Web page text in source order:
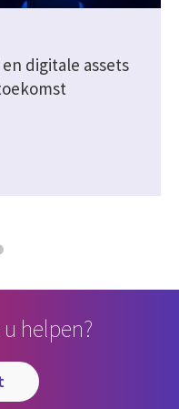
en digitale assets
helpen?